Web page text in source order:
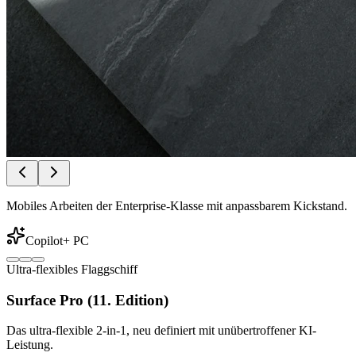
Mobiles Arbeiten der Enterprise-Klasse mit anpassbarem Kickstand.
Copilot+ PC
Ultra-flexibles Flaggschiff
Surface Pro (11. Edition)
Das ultra-flexible 2-in-1, neu definiert mit unübertroffener KI-
Leistung.